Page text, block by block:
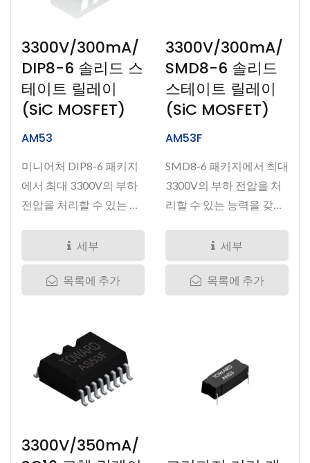
3300V/300mA/
DIP8-6 솔리드 스
테이트 릴레이
(SiC MOSFET)
AM53
미니어처 DIP8-6 패키지
에서 최대 3300V의 부하
전압을 처리할 수 있는 능
세부
목록에 추가
3300V/300mA/
SMD8-6 솔리드
스테이트 릴레이
(SiC MOSFET)
AM53F
SMD8-6 패키지에서 최대
3300V의 부하 전압을 처
리할 수 있는 능력을 갖
세부
목록에 추가
3300V/350mA/